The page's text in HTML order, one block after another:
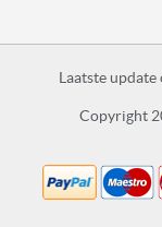
Laatste
Copyright